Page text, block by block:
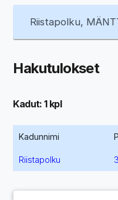
Hakutulokset
Kadut: 1 kpl
Kadunnimi
Riistapolku